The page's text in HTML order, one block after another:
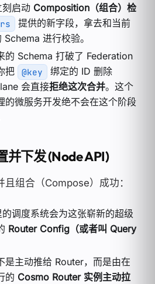
启动 Composition（组合）检
提供的新字段，拿去和当前
Schema 进行校验。
的 Schema 打破了 Federation
把
@key
绑定的 ID 删除
会直接拒绝这次合并。这个
的微服务开发绝不会在这个阶段
并下发 (Node API)
组合（Compose）成功：
调度系统会为这张崭新的超级
Router Config（或者叫 Query
是主动推给 Router，而是由在
的 Cosmo Router 实例主动拉